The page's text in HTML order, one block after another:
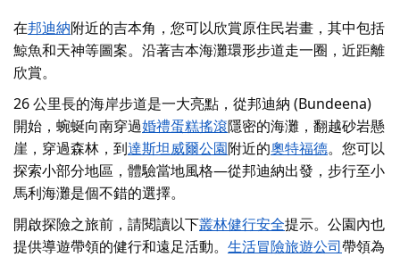
在邦迪納附近的吉本角，您可以欣賞原住民岩畫，其中包括
鯨魚和天神等圖案。沿著吉本海灘環形步道走一圈，近距離
欣賞。
26 公里長的海岸步道是一大亮點，從邦迪納 (Bundeena)
開始，蜿蜒向南穿過婚禮蛋糕搖滾隱密的海灘，翻越砂岩懸
崖，穿過森林，到達斯坦威爾公園附近的奧特福德。您可以
探索小部分地區，體驗當地風格—從邦迪納出發，步行至小
馬利海灘是個不錯的選擇。
開啟探險之旅前，請閱讀以下叢林健行安全提示。公園內也
提供導遊帶領的健行和遠足活動。 生活冒險旅遊公司帶領為